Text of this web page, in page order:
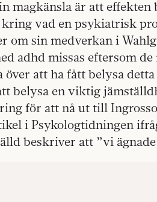
magkänsla är att
vad en psykiatrisk
om sin medverkan i
adhd missas eftersom
att ha fått belysa
belysa en viktig
för att nå ut till
i Psykologtidningen
beskriver att ”vi